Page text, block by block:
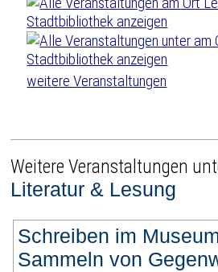
weitere Veranstaltungen
Weitere Veranstaltungen
Literatur & Lesung
Schreiben im
Sammeln von